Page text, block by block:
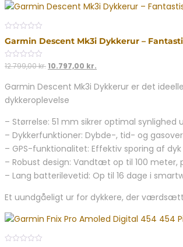
out
of
5
Garmin Descent Mk3i Dykkerur –
0
out
5
12.799,00kr. Den
pris
var:
10.797,00 kr.
pris
Garmin Descent Mk3i Dykkerur er det
dykkeroplevelse
– Størrelse: 51 mm sikrer optimal synlighed
– Dykkerfunktioner: Dybde-, tid- og
– GPS-funktionalitet: Effektiv sporing af
– Robust design: Vandtæt op til 100
– Lang batterilevetid: Op til 16 dage i
Et uundgåeligt ur for dykkere, der